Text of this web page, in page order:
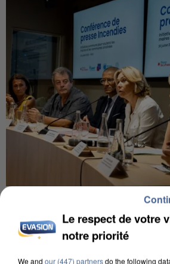
INCENDIES : L’ÎLE-DE-FRANCE
DE SOLIDARITÉ AVEC LES...
Le respect de votre
notre priorité
We and our (447) partnersdo the following